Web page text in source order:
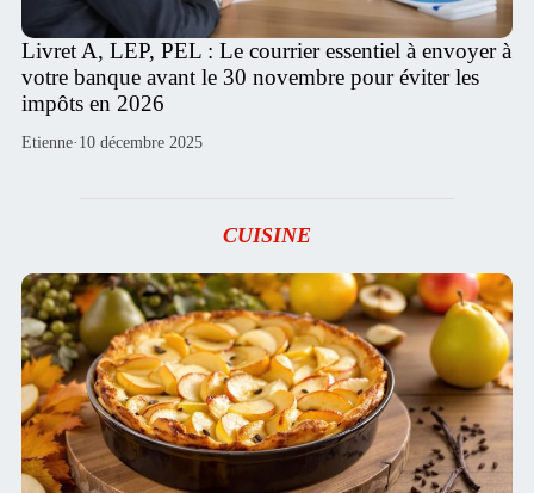
Livret A, LEP, PEL : Le courrier essentiel à envoyer à
votre banque avant le 30 novembre pour éviter les
impôts en 2026
Etienne· 10 décembre 2025
CUISINE